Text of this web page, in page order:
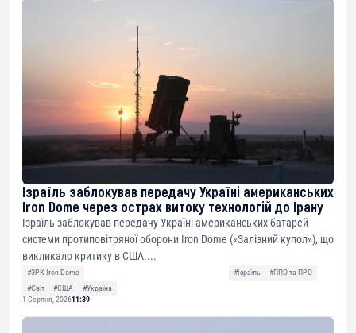
Ізраїль заблокував передачу Україні американських
Iron Dome через острах витоку технологій до Ірану
Ізраїль заблокував передачу Україні американських батарей
системи протиповітряної оборони Iron Dome («Залізний купол»), що
викликало критику в США....
#ЗРК Iron Dome #Ізраїль
#ППО та ПРО
#Світ
#США
#Україна
1 Серпня, 202611:39